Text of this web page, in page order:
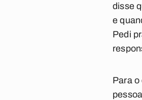
disse
e
Pedi
Para